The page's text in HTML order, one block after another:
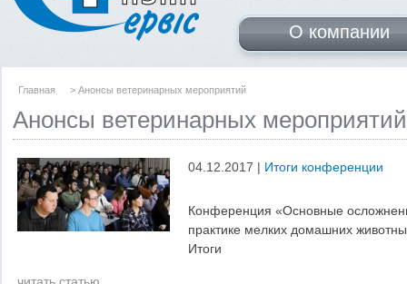
O компании
Главная > Анонсы ветеринарных мероприятий
Анонсы ветеринарных мероприятий
04.12.2017 | Итоги конференции
Конференция «Основные
практике мелких домашних
Итоги